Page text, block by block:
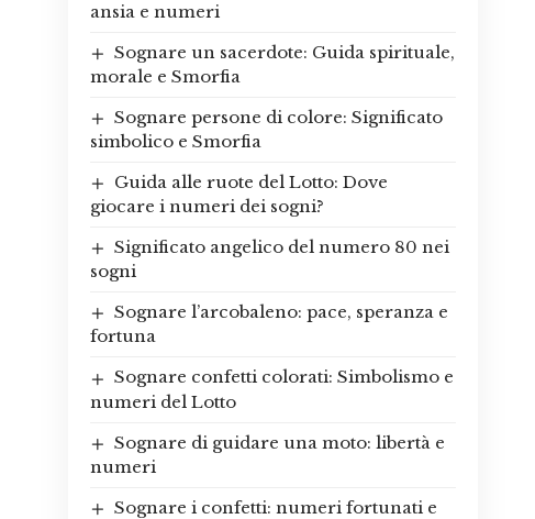
ansia e numeri
Sognare un sacerdote: Guida spirituale,
morale e Smorfia
Sognare persone di colore: Significato
simbolico e Smorfia
Guida alle ruote del Lotto: Dove
giocare i numeri dei sogni?
Significato angelico del numero 80 nei
sogni
Sognare l’arcobaleno: pace, speranza e
fortuna
Sognare confetti colorati: Simbolismo e
numeri del Lotto
Sognare di guidare una moto: libertà e
numeri
Sognare i confetti: numeri fortunati e